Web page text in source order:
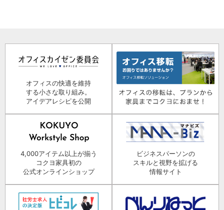
オフィスの快適を維持
する小さな取り組み。
アイデアレシピを公開
4,000アイテム以上が揃う
コクヨ家具初の
公式オンラインショップ
ビジネスパーソンの
スキルと視野を拡げる
情報サイト